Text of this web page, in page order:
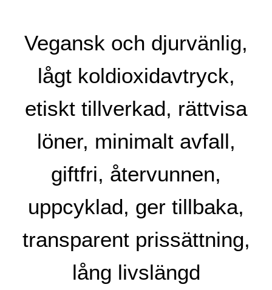
Vegansk och djurvänlig,
lågt koldioxidavtryck,
etiskt tillverkad, rättvisa
löner, minimalt avfall,
giftfri, återvunnen,
uppcyklad, ger tillbaka,
transparent prissättning,
lång livslängd